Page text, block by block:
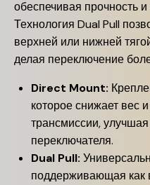
обеспечивая прочность
Технология Dual Pull
верхней или нижней
делая переключение
Direct Mount:
которое снижает вес
трансмиссии,
переключателя.
Dual Pull:
поддерживающая как